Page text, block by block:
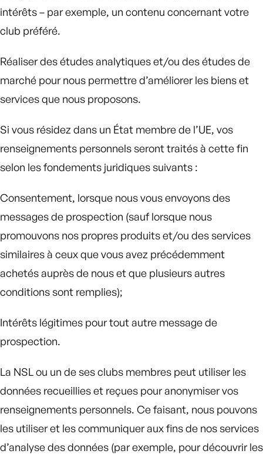
intérêts – par exemple, un contenu concernant votre
club préféré.
Réaliser des études analytiques et/ou des études de
marché pour nous permettre d’améliorer les biens et
services que nous proposons.
Si vous résidez dans un État membre de l’UE, vos
renseignements personnels seront traités à cette fin
selon les fondements juridiques suivants :
Consentement, lorsque nous vous envoyons des
messages de prospection (sauf lorsque nous
promouvons nos propres produits et/ou des services
similaires à ceux que vous avez précédemment
achetés auprès de nous et que plusieurs autres
conditions sont remplies);
Intérêts légitimes pour tout autre message de
prospection.
La NSL ou un de ses clubs membres peut utiliser les
données recueillies et reçues pour anonymiser vos
renseignements personnels. Ce faisant, nous pouvons
les utiliser et les communiquer aux fins de nos services
d’analyse des données (par exemple, pour découvrir les